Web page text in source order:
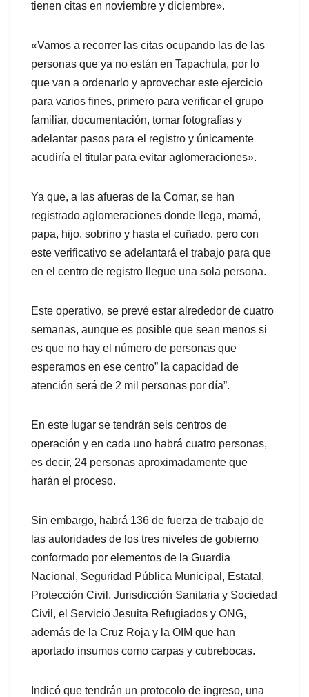
tienen citas en noviembre y diciembre».
«Vamos a recorrer las citas ocupando las de las
personas que ya no están en Tapachula, por lo
que van a ordenarlo y aprovechar este ejercicio
para varios fines, primero para verificar el grupo
familiar, documentación, tomar fotografías y
adelantar pasos para el registro y únicamente
acudiría el titular para evitar aglomeraciones».
Ya que, a las afueras de la Comar, se han
registrado aglomeraciones donde llega, mamá,
papa, hijo, sobrino y hasta el cuñado, pero con
este verificativo se adelantará el trabajo para que
en el centro de registro llegue una sola persona.
Este operativo, se prevé estar alrededor de cuatro
semanas, aunque es posible que sean menos si
es que no hay el número de personas que
esperamos en ese centro” la capacidad de
atención será de 2 mil personas por día”.
En este lugar se tendrán seis centros de
operación y en cada uno habrá cuatro personas,
es decir, 24 personas aproximadamente que
harán el proceso.
Sin embargo, habrá 136 de fuerza de trabajo de
las autoridades de los tres niveles de gobierno
conformado por elementos de la Guardia
Nacional, Seguridad Pública Municipal, Estatal,
Protección Civil, Jurisdicción Sanitaria y Sociedad
Civil, el Servicio Jesuita Refugiados y ONG,
además de la Cruz Roja y la OIM que han
aportado insumos como carpas y cubrebocas.
Indicó que tendrán un protocolo de ingreso, una